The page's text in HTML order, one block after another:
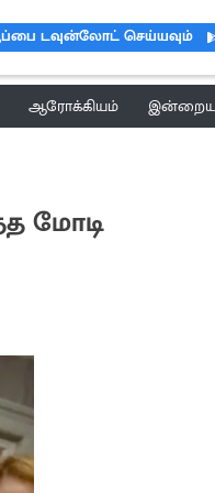
டவுன்லோட் செய்யவும்
ஆரோக்கியம் இன்றைய
மோடி